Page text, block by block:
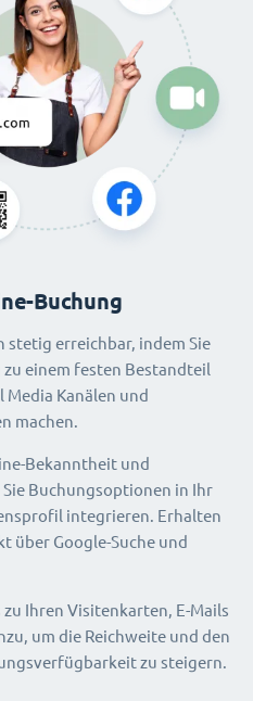
Buchung
stetig erreichbar, indem Sie
einem festen Bestandteil
Media Kanälen und
machen.
Bekanntheit und
Buchungsoptionen in Ihr
integrieren. Erhalten
über Google-Suche und
zu Ihren Visitenkarten, E-Mails
um die Reichweite und den
zu steigern.